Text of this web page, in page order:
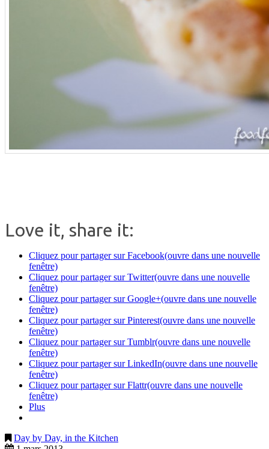
Love it, share it:
Cliquez pour partager sur Facebook(ouvre dans une nouvelle
fenêtre)
Cliquez pour partager sur Twitter(ouvre dans une nouvelle
fenêtre)
Cliquez pour partager sur Google+(ouvre dans une nouvelle
fenêtre)
Cliquez pour partager sur Pinterest(ouvre dans une nouvelle
fenêtre)
Cliquez pour partager sur Tumblr(ouvre dans une nouvelle
fenêtre)
Cliquez pour partager sur LinkedIn(ouvre dans une nouvelle
fenêtre)
Cliquez pour partager sur Flattr(ouvre dans une nouvelle
fenêtre)
Plus
Day by Day, in the Kitchen